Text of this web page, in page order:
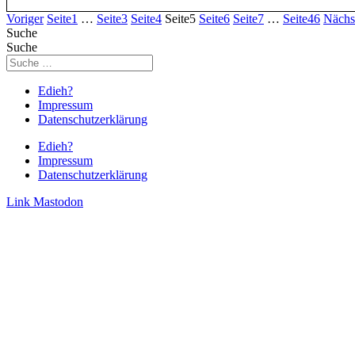
Voriger Seite1 … Seite3 Seite4 Seite5 Seite6 Seite7 … Seite46
Suche
Suche
Edieh?
Impressum
Datenschutzerklärung
Edieh?
Impressum
Datenschutzerklärung
Link Mastodon